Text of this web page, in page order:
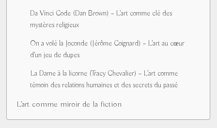
Da Vinci Code (Dan Brown) – L’art comme clé des
mystères religieux
On a volé la Joconde (Jérôme Coignard) – L’art au cœur
d’un jeu de dupes
La Dame à la licorne (Tracy Chevalier) – L’art comme
témoin des relations humaines et des secrets du passé
L’art comme miroir de la fiction